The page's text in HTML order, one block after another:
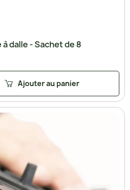
dalle - Sachet de 8
Ajouter au panier